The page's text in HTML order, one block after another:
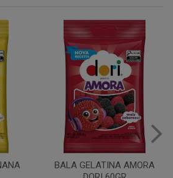
BALA GELATINA AMORA